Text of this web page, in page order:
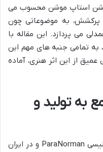
استاپ موشن محسوب می
پرکشش، به موضوعاتی چون
می پردازد. این مقاله با
به تمامی جنبه های مهم این
عمیق از این اثر هنری، آماده
به تولید و
انیمیشن «پارانورمن» با نام کامل انگلیسی ParaNorman و در ایران